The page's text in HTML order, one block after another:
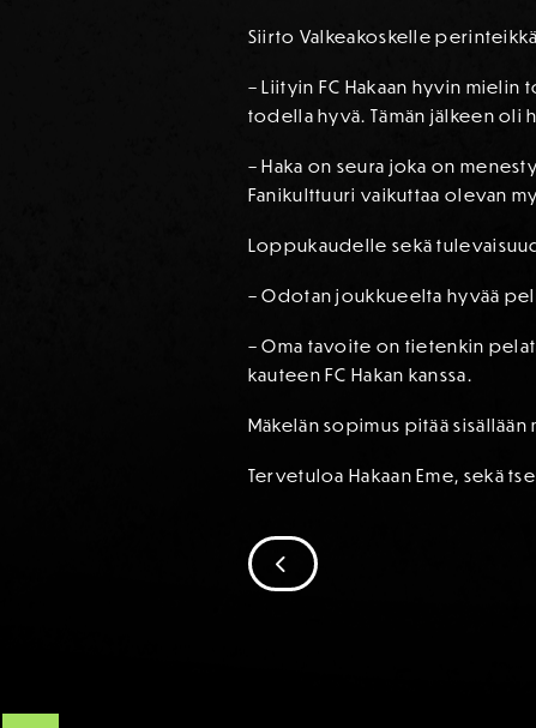
Siirto Valkeakoskelle
– Liityin FC Hakaan hyvin
todella hyvä. Tämän jälkeen oli
– Haka on seura joka on
Fanikulttuuri vaikuttaa olevan
Loppukaudelle sekä
– Odotan joukkueelta hyvää
– Oma tavoite on tietenkin
kauteen FC Hakan kanssa.
Mäkelän sopimus pitää
Tervetuloa Hakaan Eme, sekä
SIIRRY EDELLISEEN